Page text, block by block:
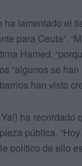
lamentado el
para Ceuta”.
Hamed,
“algunos se
han visto
ha recordado
pública.
político de ello